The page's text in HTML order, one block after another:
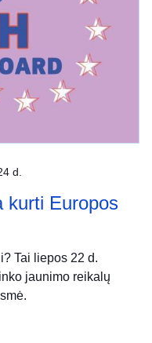
d.
kurti Europos
Tai liepos 22 d.
jaunimo reikalų